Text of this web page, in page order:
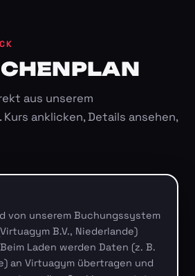
aus unserem
anklicken, Details ansehen,
von unserem Buchungssystem
B.V., Niederlande)
Laden werden Daten (z. B.
an Virtuagym übertragen und